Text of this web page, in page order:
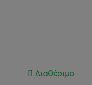
Διαθέσιμο